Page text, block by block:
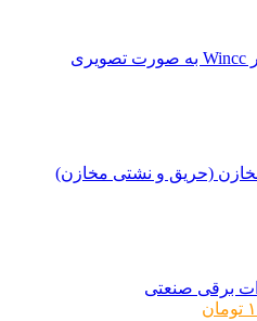
(حریق و نشتی مخازن)
صنعتی
قیمت